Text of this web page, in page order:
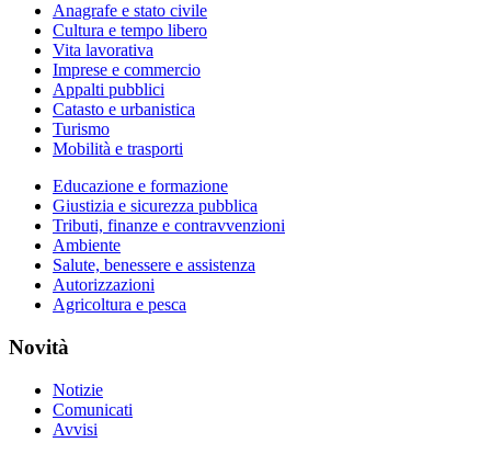
Anagrafe e stato civile
Cultura e tempo libero
Vita lavorativa
Imprese e commercio
Appalti pubblici
Catasto e urbanistica
Turismo
Mobilità e trasporti
Educazione e formazione
Giustizia e sicurezza pubblica
Tributi, finanze e contravvenzioni
Ambiente
Salute, benessere e assistenza
Autorizzazioni
Agricoltura e pesca
Novità
Notizie
Comunicati
Avvisi